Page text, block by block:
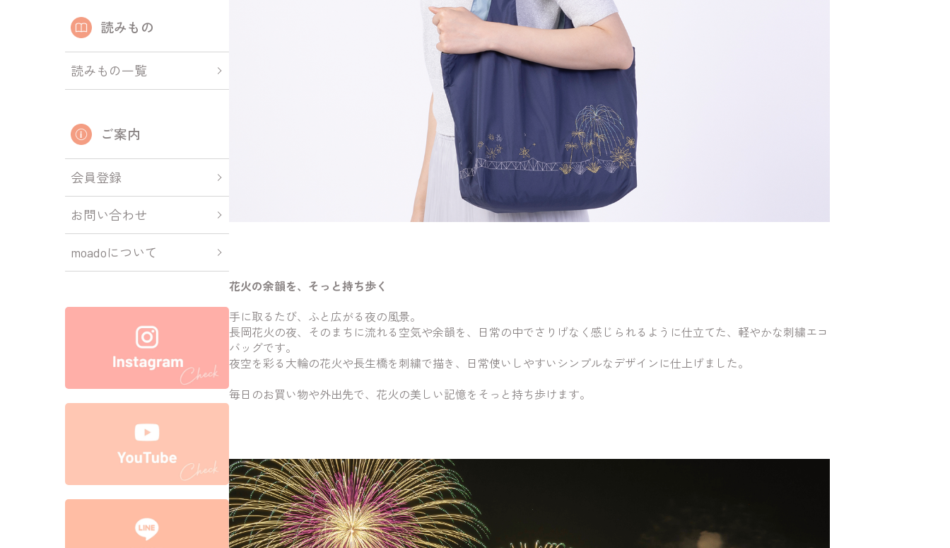
読みもの
読みもの一覧
ご案内
会員登録
お問い合わせ
moadoについて
花火の余韻を、そっと持ち歩く
手に取るたび、ふと広がる夜の風景。
長岡花火の夜、そのまちに流れる空気や余韻を、日常の中でさりげなく感じられるように仕立てた、軽やかな刺繍エコ
バッグです。
夜空を彩る大輪の花火や長生橋を刺繍で描き、日常使いしやすいシンプルなデザインに仕上げました。
毎日のお買い物や外出先で、花火の美しい記憶をそっと持ち歩けます。